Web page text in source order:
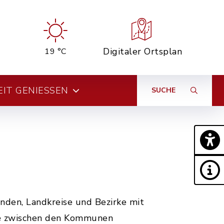
19 °C Digitaler Ortsplan
GENIESSEN SUCHE
Landkreise und Bezirke mit
den Kommunen